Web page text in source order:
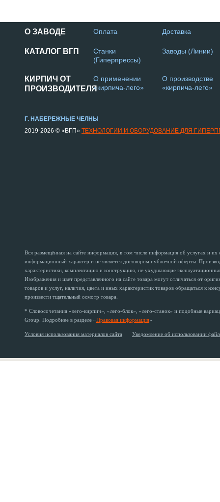
О ЗАВОДЕ Оплата Доставка
КАТАЛОГ ВГП
Станки
(Гиперпрессы)
Заводы (Линии)
КИРПИЧ ОТ
ПРОИЗВОДИТЕЛЯ
О применении
«кирпича-лего»
О производстве
«кирпича-лего»
Г. НАБЕРЕЖНЫЕ ЧЕЛНЫ
2019-2026 © «ВГП» ТЕХНОЛОГИИ И ОБОРУДОВАНИЕ ДЛЯ
Вся размещённая на сайте информация, в том числе информация об услугах и
информационный характер и не является договором публичной оферты.
характеристики, комплектацию и конструкцию, не ухудшающие
Изображения и цвет представленного на сайте товара могут отличаться от
товаров и услуг, наличия, цвета и иных характеристик товаров обращаться к
произвести тщательный осмотр товара.
* Словосочетания «лего-кирпич», «лего-блок», «лего-станок» и подобные
Group. Подробнее в разделе «Правовая информация»
Условия использования материалов сайта Уведомление об использовании